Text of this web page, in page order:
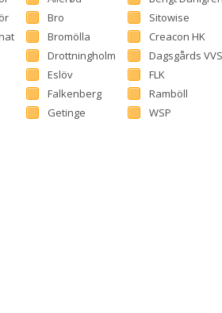
Bro
Bromölla
Drottningholm
Eslöv
Falkenberg
Getinge
Sitowise
Creacon HK
Dagsgårds VVS
FLK
Ramböll
WSP